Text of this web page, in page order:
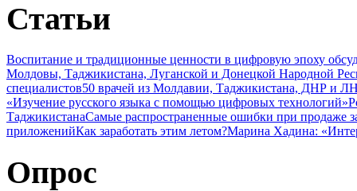
Статьи
Воспитание и традиционные ценности в цифровую эпоху
Молдовы, Таджикистана, Луганской и Донецкой Народной
специалистов50 врачей из Молдавии, Таджикистана, ДНР и
«Изучение русского языка с помощью цифровых технологий»
ТаджикистанаСамые распространенные ошибки при продаже
приложенийКак заработать этим летом?Марина Хадина:
Опрос